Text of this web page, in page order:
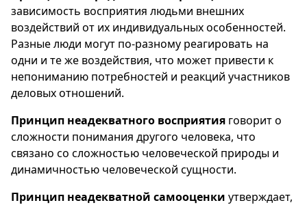
зависимость восприятия людьми внешних
воздействий от их индивидуальных особенностей.
Разные люди могут по-разному реагировать на
одни и те же воздействия, что может привести к
непониманию потребностей и реакций участников
деловых отношений.
Принцип неадекватного восприятия говорит о
сложности понимания другого человека, что
связано со сложностью человеческой природы и
динамичностью человеческой сущности.
Принцип неадекватной самооценки утверждает,